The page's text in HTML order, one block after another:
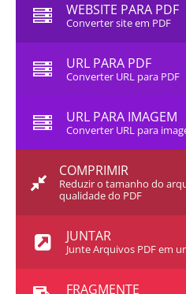
WEBSITE PARA PDF
Converter site em PDF
URL PARA PDF
Converter URL para PDF
URL PARA IMAGEM
Converter URL para
COMPRIMIR
Reduzir o tamanho do
qualidade do PDF
JUNTAR
Junte Arquivos PDF em
FRAGMENTE